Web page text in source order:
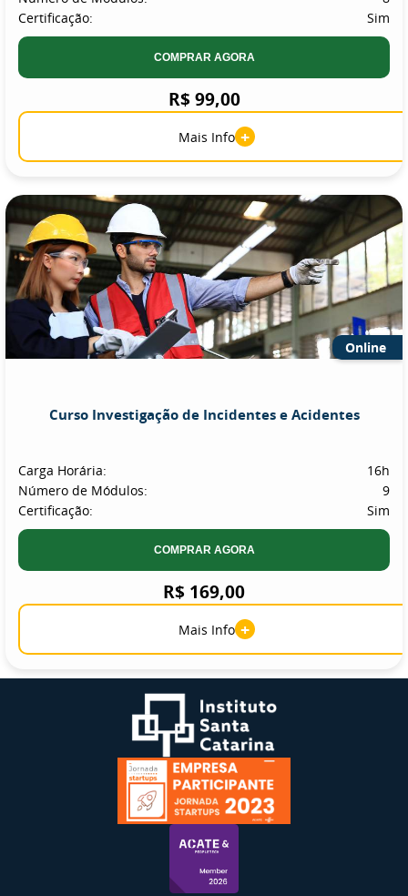
Certificação:
Sim
COMPRAR AGORA
R$ 99,00
Mais Info +
Online
Curso Investigação de Incidentes e Acidentes
Carga Horária:
16h
Número de Módulos:
9
Certificação:
Sim
COMPRAR AGORA
R$ 169,00
Mais Info +